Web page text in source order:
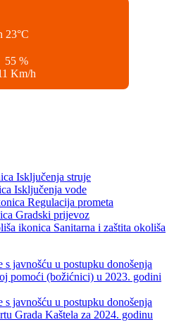
23°C
55 %
Km/h
Isključenja struje
Isključenja vode
Regulacija prometa
Gradski prijevoz
Sanitarna i zaštita okoliša
javnošću u postupku donošenja
pomoći (božićnici) u 2023. godini
javnošću u postupku donošenja
Grada Kaštela za 2024. godinu